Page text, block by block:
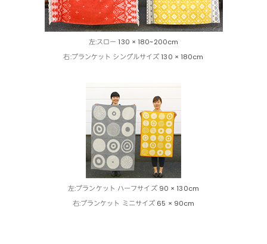
左:スロー 130 × 180~200cm
右:ブランケット シングルサイズ 130 × 180cm
左:ブランケット ハーフサイズ 90 × 130cm
右:ブランケット ミニサイズ 65 × 90cm